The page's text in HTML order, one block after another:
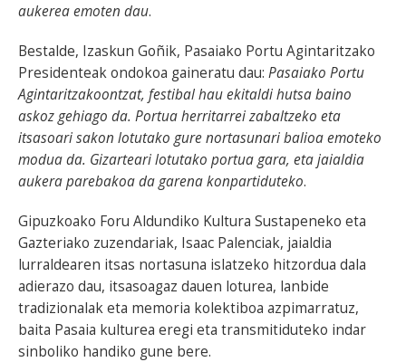
aukerea emoten dau.
Bestalde, Izaskun Goñik, Pasaiako Portu Agintaritzako
Presidenteak ondokoa gaineratu dau: Pasaiako Portu
Agintaritzakoontzat, festibal hau ekitaldi hutsa baino
askoz gehiago da. Portua herritarrei zabaltzeko eta
itsasoari sakon lotutako gure nortasunari balioa emoteko
modua da. Gizarteari lotutako portua gara, eta jaialdia
aukera parebakoa da garena konpartiduteko.
Gipuzkoako Foru Aldundiko Kultura Sustapeneko eta
Gazteriako zuzendariak, Isaac Palenciak, jaialdia
lurraldearen itsas nortasuna islatzeko hitzordua dala
adierazo dau, itsasoagaz dauen loturea, lanbide
tradizionalak eta memoria kolektiboa azpimarratuz,
baita Pasaia kulturea eregi eta transmitiduteko indar
sinboliko handiko gune bere.